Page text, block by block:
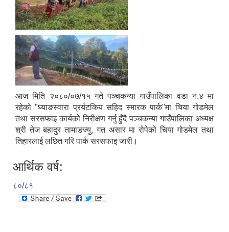
आज मिति २०८०/०७/१५ गते पञ्चकन्या गाउँपालिका वडा न.४ मा
रहेको "घ्याङस्वारा प्रर्यटकिय सहिद स्मारक पार्क"मा चिया गोडमेल
तथा सरसफाइ कार्यको निरीक्षण गर्नु हुँदै पञ्चकन्या गाउँपालिका अध्यक्ष
श्री तेज बहादुर तामाङज्यु, गत असार मा रोपेको चिया गोडमेल तथा
तिहारलाई लछित गरि पार्क सरसफाइ जारी।
आर्थिक वर्ष:
८०/८१